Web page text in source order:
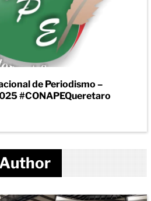
de Periodismo –
#CONAPEQueretaro